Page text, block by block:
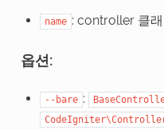
name : controller 클
옵션:
--bare :